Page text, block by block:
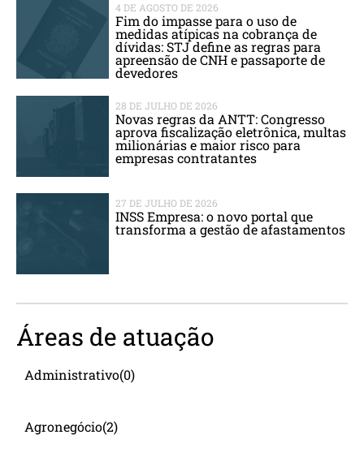
4 DE AGOSTO DE 2026
Fim do impasse para o uso de
medidas atípicas na cobrança de
dívidas: STJ define as regras para
apreensão de CNH e passaporte de
devedores
28 DE JULHO DE 2026
Novas regras da ANTT: Congresso
aprova fiscalização eletrônica, multas
milionárias e maior risco para
empresas contratantes
27 DE JULHO DE 2026
INSS Empresa: o novo portal que
transforma a gestão de afastamentos
Áreas de atuação
Administrativo(0)
Agronegócio(2)